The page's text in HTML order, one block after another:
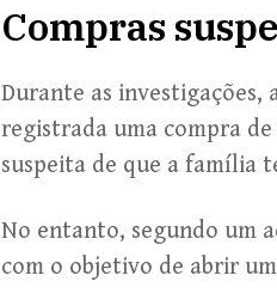
Compras
Durante as
registrada uma compra
suspeita de que a família
No entanto, segundo um
com o objetivo de abrir